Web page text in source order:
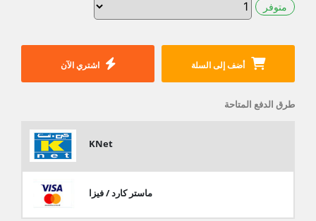
متوفر
أضف إلى السلة اشتري الآن
طرق الدفع المتاحة
KNet
ماستر كارد / فيزا